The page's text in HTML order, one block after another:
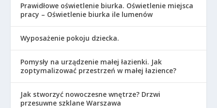
Prawidłowe oświetlenie biurka. Oświetlenie miejsca
pracy – Oświetlenie biurka ile lumenów
Wyposażenie pokoju dziecka.
Pomysły na urządzenie małej łazienki. Jak
zoptymalizować przestrzeń w małej łazience?
Jak stworzyć nowoczesne wnętrze? Drzwi
przesuwne szklane Warszawa